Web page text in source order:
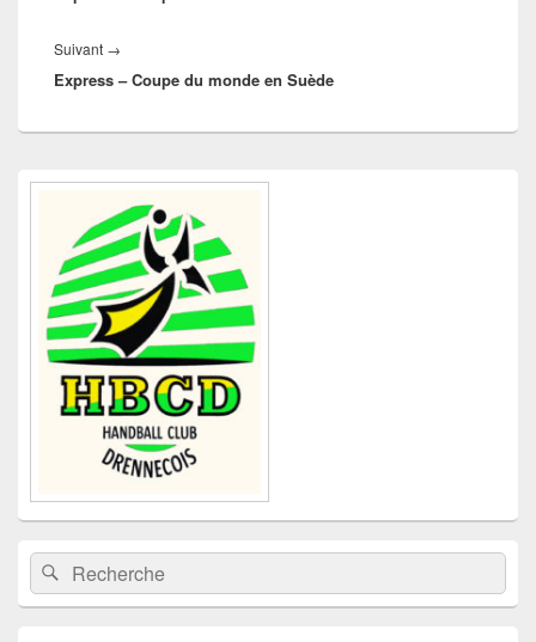
Suivant →
suivant :
Express – Coupe du monde en Suède
Zone
barre
latérale
Recherche :Rechercher